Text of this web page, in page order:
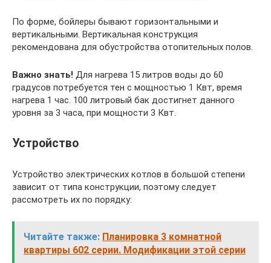
По форме, бойлеры бывают горизонтальными и
вертикальными. Вертикальная конструкция
рекомендована для обустройства отопительных полов.
Важно знать! Для нагрева 15 литров воды до 60
градусов потребуется тен с мощностью 1 Квт, время
нагрева 1 час. 100 литровый бак достигнет данного
уровня за 3 часа, при мощности 3 Квт.
Устройство
Устройство электрических котлов в большой степени
зависит от типа конструкции, поэтому следует
рассмотреть их по порядку:
Читайте также: Планировка 3 комнатной
квартиры 602 серии. Модификации этой серии